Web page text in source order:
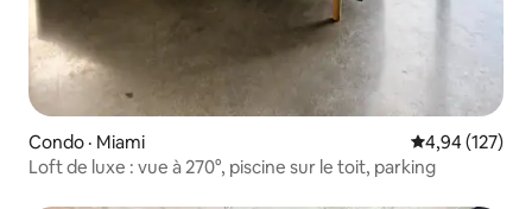
Condo · Miami Note
4,94 (127)
Loft de luxe : vue à 270°, piscine sur le toit, parking